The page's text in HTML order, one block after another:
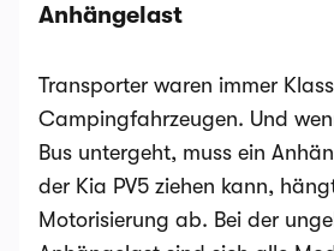
Anhängelast
Transporter waren immer
Campingfahrzeugen. Und
Bus untergeht, muss ein
der Kia PV5 ziehen kann,
Motorisierung ab. Bei der